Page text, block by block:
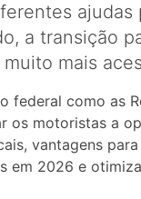
ajudas
a transição
mais
federal como as
os motoristas a
vantagens
em 2026 e